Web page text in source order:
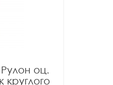
оц.
круглого